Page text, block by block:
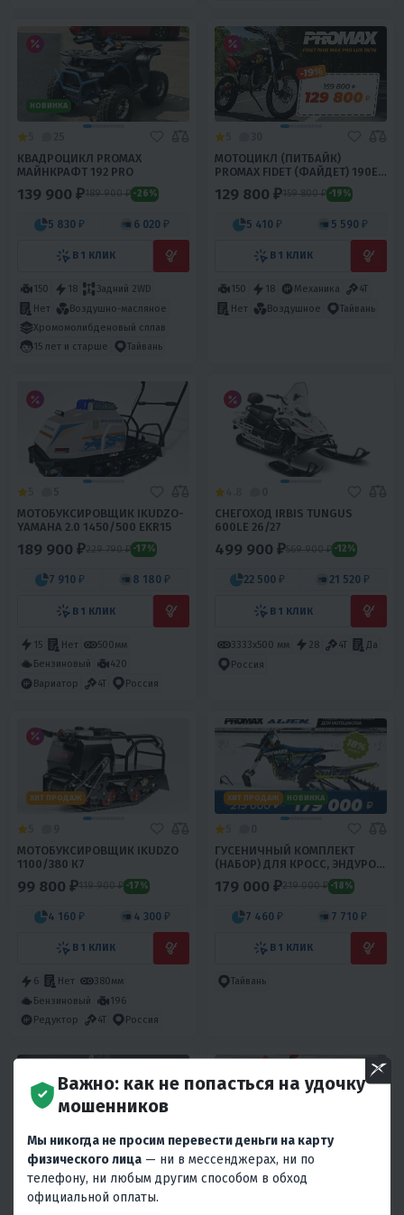
НОВИНКА
КВАДРОЦИКЛ PROMAX
МАЙНКРАФТ 192 PRO
139 900 ₽189 900 ₽ -26%
5 830 ₽ 6 020 ₽
В 1 КЛИК
150 18
Задний 2WD
Нет
Воздушно-масляное
Хромомолибденовый сплав
15 лет и старше
Тайвань
МОТОЦИКЛ (ПИТБАЙК)
PROMAX FIDET (ФАЙДЕТ) 190E
MAX PRO LUX 19/16
129 800 ₽159 800 ₽ -19%
5 410 ₽ 5 590 ₽
В 1 КЛИК
150 18 Механика
4T
Нет
Воздушное Тайвань
МОТОБУКСИРОВЩИК IKUDZO-
YAMAHA 2.0 1450/500 EKR15
189 900 ₽229 790 ₽ -17%
7 910 ₽ 8 180 ₽
В 1 КЛИК
15 Нет
500мм
Бензиновый
420
Вариатор
4T Россия
СНЕГОХОД IRBIS TUNGUS
600LE 26/27
499 900 ₽569 900 ₽ -12%
22 500 ₽ 21 520 ₽
В 1 КЛИК
3333х500 мм 28 4T
Да
Россия
ХИТ ПРОДАЖ
МОТОБУКСИРОВЩИК IKUDZO
1100/380 К7
99 800 ₽119 900 ₽ -17%
4 160 ₽ 4 300 ₽
В 1 КЛИК
6 Нет
380мм
Бензиновый
196
Редуктор
4T Россия
ХИТ ПРОДАЖ НОВИНКА
ГУСЕНИЧНЫЙ КОМПЛЕКТ
(НАБОР) ДЛЯ КРОСС, ЭНДУРО
МОТОЦИКЛОВ PROMAX ALIEN
179 000 ₽219 000 ₽ -18%
7 460 ₽ 7 710 ₽
В 1 КЛИК
Тайвань
5 0
СНЕГОХОД IRBIS TUNGUS
500LE PRO
5 34
МОПЕД PROMAX STREET CROSS
Важно: как не попасться на удочку
мошенников
Мы никогда не просим перевести деньги на карту
физического лица — ни в мессенджерах, ни по
телефону, ни любым другим способом в обход
официальной оплаты.